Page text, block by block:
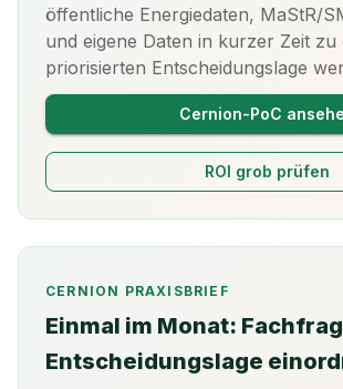
öffentliche Energiedaten, MaStR/
und eigene Daten in kurzer Zeit zu
priorisierten Entscheidungslage
Cernion-PoC
ROI grob prüfen
CERNION PRAXISBRIEF
Einmal im Monat:
Entscheidungslage